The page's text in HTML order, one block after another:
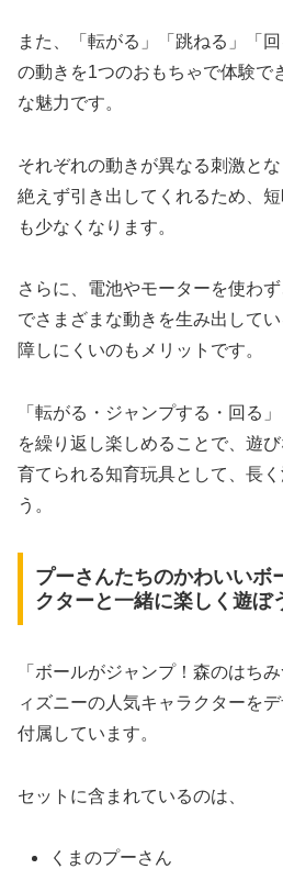
また、「転がる」「跳ねる」「
の動きを1つのおもちゃで体験で
な魅力です。
それぞれの動きが異なる刺激と
絶えず引き出してくれるため、
も少なくなります。
さらに、電池やモーターを使わ
でさまざまな動きを生み出して
障しにくいのもメリットです。
「転がる・ジャンプする・回る
を繰り返し楽しめることで、遊
育てられる知育玩具として、長
う。
プーさんたちのかわいいボ
クターと一緒に楽しく遊ぼ
「ボールがジャンプ！森のはち
ィズニーの人気キャラクターを
付属しています。
セットに含まれているのは、
くまのプーさん